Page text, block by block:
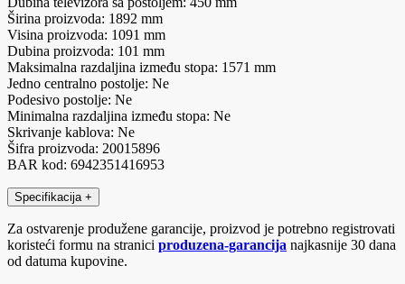
Širina proizvoda: 1892 mm
Visina proizvoda: 1091 mm
Dubina proizvoda: 101 mm
Maksimalna razdaljina između stopa: 1571 mm
Jedno centralno postolje: Ne
Podesivo postolje: Ne
Minimalna razdaljina između stopa: Ne
Skrivanje kablova: Ne
Šifra proizvoda: 20015896
BAR kod: 6942351416953
Specifikacija +
Za ostvarenje produžene garancije, proizvod je potrebno registrovati
koristeći formu na stranici produzena-garancija najkasnije 30 dana
od datuma kupovine.